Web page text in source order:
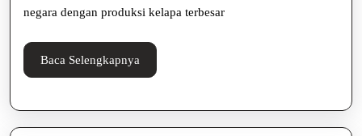
Alam
negara dengan produksi kelapa terbesar
Baca Selengkapnya
Selengkapnya